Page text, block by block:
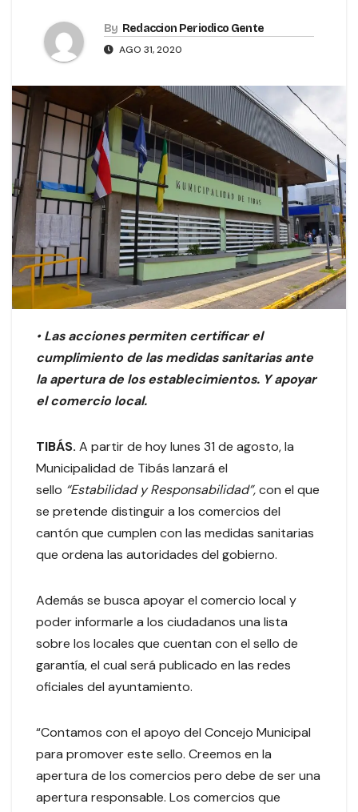
By Redaccion Periodico Gente
AGO 31, 2020
•Las acciones permiten certificar el
cumplimiento de las medidas sanitarias ante
la apertura de los establecimientos. Y apoyar
el comercio local.
TIBÁS. A partir de hoy lunes 31 de agosto, la
Municipalidad de Tibás lanzará el
sello “Estabilidad y Responsabilidad”,con el que
se pretende distinguir a los comercios del
cantón que cumplen con las medidas sanitarias
que ordena las autoridades del gobierno.
Además se busca apoyar el comercio local y
poder informarle a los ciudadanos una lista
sobre los locales que cuentan con el sello de
garantía, el cual será publicado en las redes
oficiales del ayuntamiento.
“Contamos con el apoyo del Concejo Municipal
para promover este sello. Creemos en la
apertura de los comercios pero debe de ser una
apertura responsable. Los comercios que